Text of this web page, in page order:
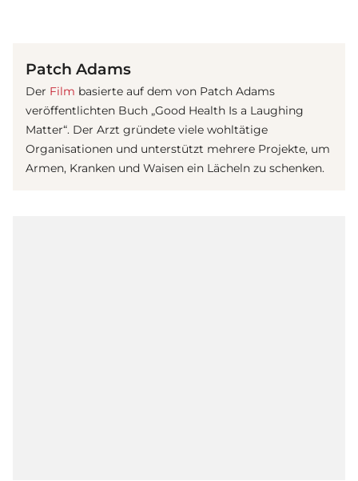
Patch Adams
Der Film basierte auf dem von Patch Adams
veröffentlichten Buch „Good Health Is a Laughing
Matter“. Der Arzt gründete viele wohltätige
Organisationen und unterstützt mehrere Projekte, um
Armen, Kranken und Waisen ein Lächeln zu schenken.